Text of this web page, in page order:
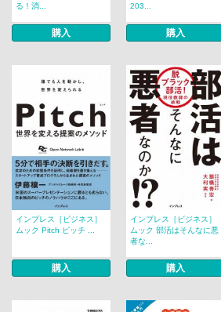
る！消...
購入
203...
購入
インプレス［ビジネス］
ムック Pitch ピッチ ...
購入
インプレス［ビジネス］
ムック 部活はそんなに悪
者な...
購入